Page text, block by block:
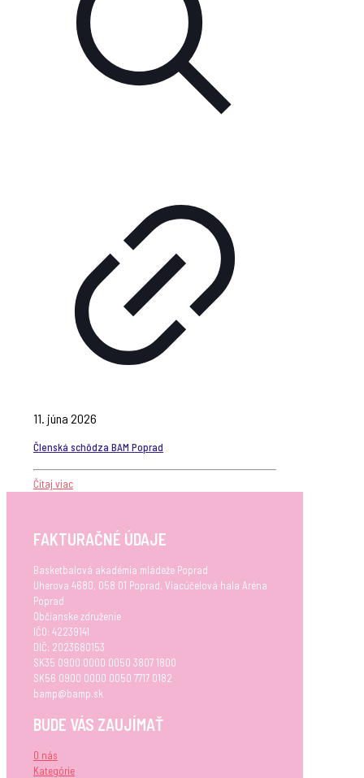
11. júna 2026
Členská schôdza BAM Poprad
Čítaj viac
FAKTURAČNÉ ÚDAJE
Basketbalová akadémia mládeže Poprad
Uherova 4680, 058 01 Poprad, Viacúčelová hala Aréna
Poprad
Občianske združenie
IČO: 42239141
DIČ: 2023680153
SK35 0900 0000 0050 3807 1800
SK56 0900 0000 0050 7717 0182
bamp@bamp.sk
BUDE VÁS ZAUJÍMAŤ
O nás
Kategórie